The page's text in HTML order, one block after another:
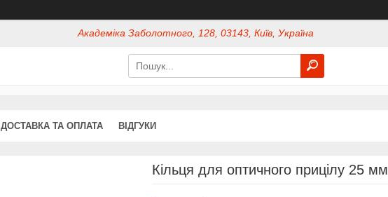
Академіка Заболотного, 128, 03143, Київ, Україна
ДОСТАВКА ТА ОПЛАТА ВІДГУКИ
Кільця для оптичного прицілу 25 мм